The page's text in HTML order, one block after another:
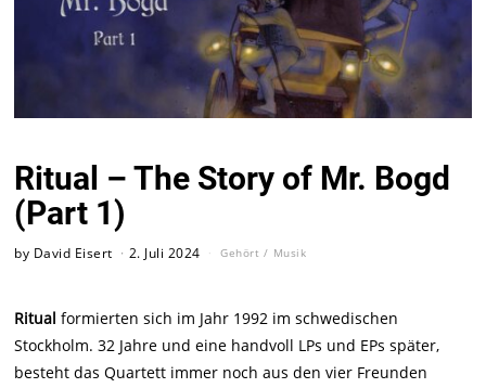
Ritual – The Story of Mr. Bogd
(Part 1)
by David Eisert 2. Juli 2024 Gehört / Musik
Ritual formierten sich im Jahr 1992 im schwedischen
Stockholm. 32 Jahre und eine handvoll LPs und EPs später,
besteht das Quartett immer noch aus den vier Freunden